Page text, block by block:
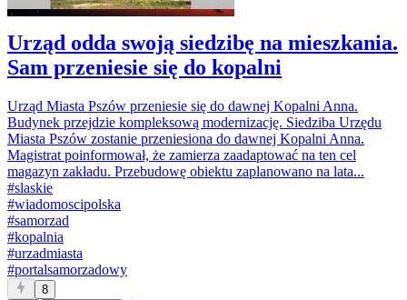
Urząd odda swoją siedzibę na mieszkania.
Sam przeniesie się do kopalni
Urząd Miasta Pszów przeniesie się do dawnej Kopalni Anna.
Budynek przejdzie kompleksową modernizację. Siedziba Urzędu
Miasta Pszów zostanie przeniesiona do dawnej Kopalni Anna.
Magistrat poinformował, że zamierza zaadaptować na ten cel
magazyn zakładu. Przebudowę obiektu zaplanowano na lata...
#slaskie
#wiadomoscipolska
#samorzad
#kopalnia
#urzadmiasta
#portalsamorzadowy
8